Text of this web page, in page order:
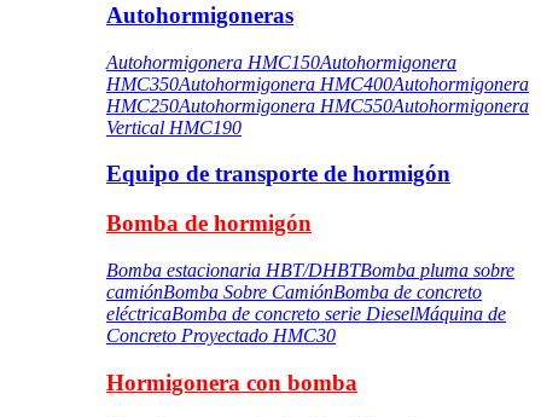
Autohormigoneras
Autohormigonera HMC150Autohormigonera
HMC350Autohormigonera HMC400Autohormigonera
HMC250Autohormigonera HMC550Autohormigonera
Vertical HMC190
Equipo de transporte de hormigón
Bomba de hormigón
Bomba estacionaria HBT/DHBTBomba pluma sobre
camiónBomba Sobre CamiónBomba de concreto
eléctricaBomba de concreto serie DieselMáquina de
Concreto Proyectado HMC30
Hormigonera con bomba